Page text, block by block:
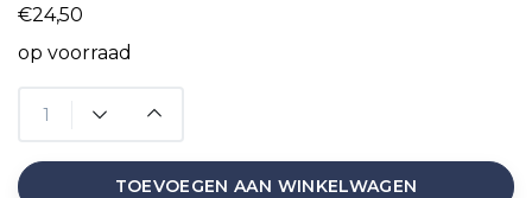
€24,50
op voorraad
TOEVOEGEN AAN WINKELWAGEN